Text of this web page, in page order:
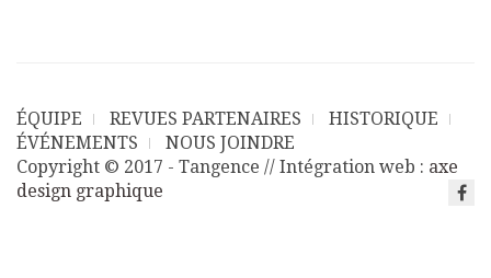
ÉQUIPE REVUES PARTENAIRES
HISTORIQUE
ÉVÉNEMENTS
NOUS JOINDRE
Copyright © 2017 - Tangence // Intégration web : axe
design graphique